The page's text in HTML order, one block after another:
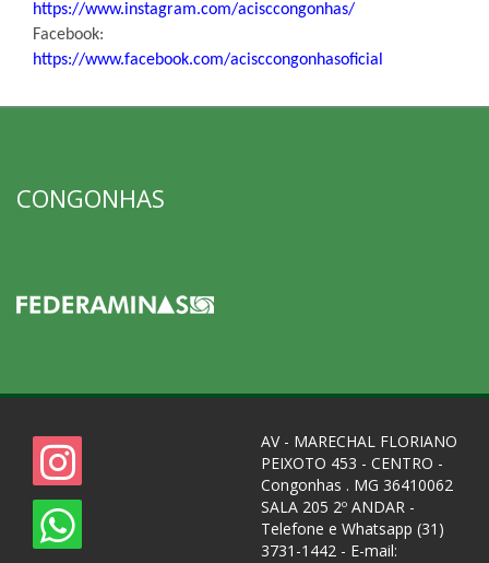
https://www.instagram.com/acisccongonhas/
Facebook:
https://www.facebook.com/acisccongonhasoficial
CONGONHAS
AV - MARECHAL FLORIANO
PEIXOTO 453 - CENTRO -
Congonhas . MG 36410062
SALA 205 2º ANDAR -
Telefone e Whatsapp (31)
3731-1442 - E-mail: